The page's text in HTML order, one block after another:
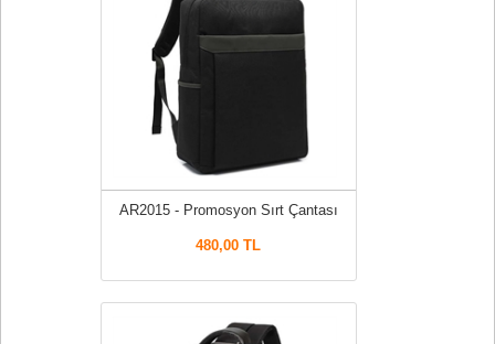
AR2015 - Promosyon Sırt Çantası
480,00 TL